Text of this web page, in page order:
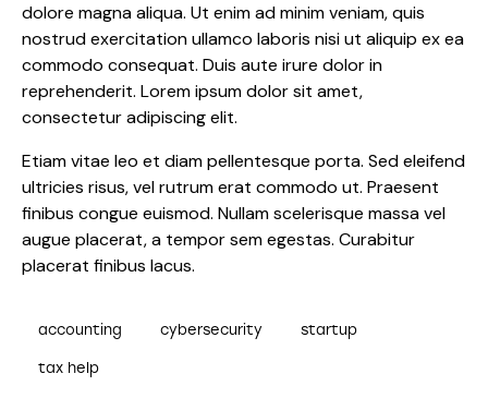
dolore magna aliqua. Ut enim ad minim veniam, quis
nostrud exercitation ullamco laboris nisi ut aliquip ex ea
commodo consequat. Duis aute irure dolor in
reprehenderit. Lorem ipsum dolor sit amet,
consectetur adipiscing elit.
Etiam vitae leo et diam pellentesque porta. Sed eleifend
ultricies risus, vel rutrum erat commodo ut. Praesent
finibus congue euismod. Nullam scelerisque massa vel
augue placerat, a tempor sem egestas. Curabitur
placerat finibus lacus.
accounting cybersecurity startup
tax help